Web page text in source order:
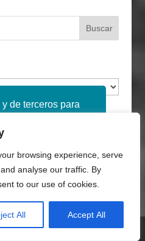
de terceros para
acepta su uso.
nuestra
Política de
browsing experience, serve
analyse our traffic. By
to our use of cookies.
All Accept All
D
2
9
This